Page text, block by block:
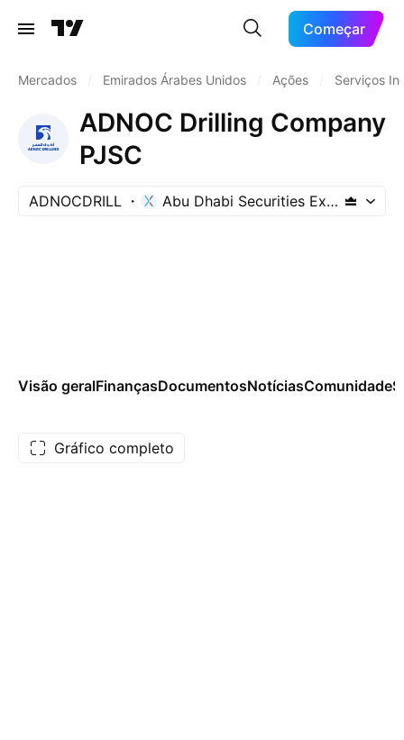
Começar
Mercados Emirados Árabes Unidos Ações Serviços
ADNOC Drilling Company
PJSC
ADNOCDRILL Abu Dhabi Securities Exchange
Visão geralFinançasDocumentosNotíciasComunidade
Gráfico completo